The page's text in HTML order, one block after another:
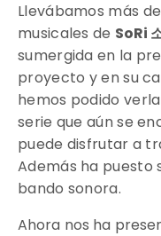
Llevábamos más
musicales de SoRi
sumergida en la
proyecto y en su
hemos podido
serie que aún se
puede disfrutar a
Además ha puesto
bando sonora.
Ahora nos ha